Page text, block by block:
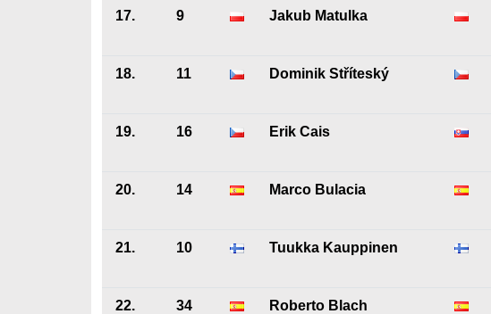
17. 9 Jakub Matulka
18. 11 Dominik Stříteský
19. 16 Erik Cais
20. 14 Marco Bulacia
21. 10 Tuukka Kauppinen
22. 34 Roberto Blach